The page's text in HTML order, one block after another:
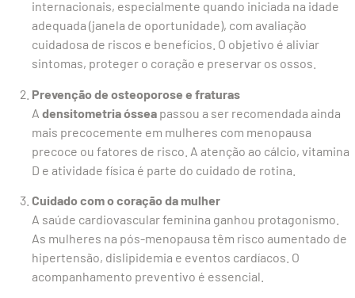
internacionais, especialmente quando iniciada na idade
adequada (janela de oportunidade), com avaliação
cuidadosa de riscos e benefícios. O objetivo é aliviar
sintomas, proteger o coração e preservar os ossos.
Prevenção de osteoporose e fraturas
A densitometria óssea passou a ser recomendada ainda
mais precocemente em mulheres com menopausa
precoce ou fatores de risco. A atenção ao cálcio, vitamina
D e atividade física é parte do cuidado de rotina.
Cuidado com o coração da mulher
A saúde cardiovascular feminina ganhou protagonismo.
As mulheres na pós-menopausa têm risco aumentado de
hipertensão, dislipidemia e eventos cardíacos. O
acompanhamento preventivo é essencial.